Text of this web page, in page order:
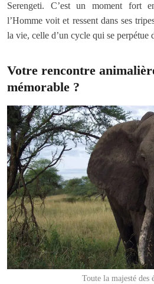
Serengeti. C’est un moment fort
l’Homme voit et ressent dans ses
la vie, celle d’un cycle qui se perpétue
Votre rencontre
mémorable ?
Toute la majesté des